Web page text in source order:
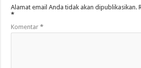
Alamat email Anda tidak akan dipublikasikan.
*
Komentar*